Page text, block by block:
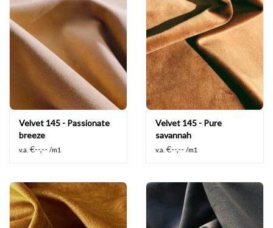
Velvet 145 - Passionate
breeze
v.a. €--,-- /m1
Velvet 145 - Pure
savannah
v.a. €--,-- /m1